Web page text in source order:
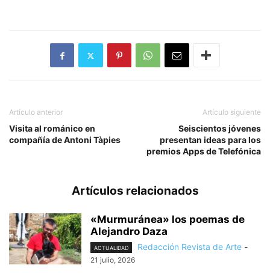
Artículo anterior
Visita al románico en
compañía de Antoni Tàpies
Artículo siguiente
Seiscientos jóvenes
presentan ideas para los
premios Apps de Telefónica
Artículos relacionados
«Murmuránea» los poemas de
Alejandro Daza
ACTUALIDAD Redacción Revista de Arte -
21 julio, 2026